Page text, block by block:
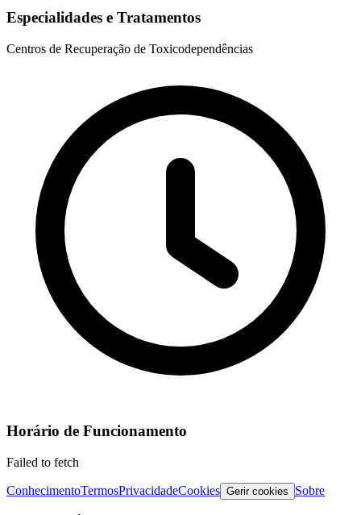
Especialidades e Tratamentos
Centros de Recuperação de Toxicodependências
Horário de Funcionamento
Failed to fetch
ConhecimentoTermosPrivacidadeCookies Gerir cookies Sobre